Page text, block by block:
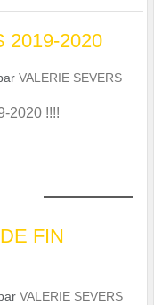
2019-2020
VALERIE SEVERS
2020 !!!!
FIN
VALERIE SEVERS